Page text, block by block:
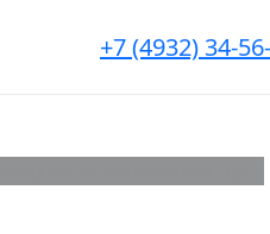
+7 (4932) 34-